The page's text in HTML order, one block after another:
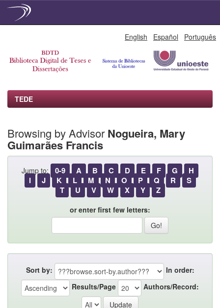
English Español Português
TEDE
Browsing by Advisor Nogueira, Mary
Guimarães Francis
Jump to: 0-9 A B C D E F G
H
I
J K L M N O P Q R
S
T
U V W X Y Z
or enter first few letters:
Sort by:
In order:
Results/Page
Authors/Record: